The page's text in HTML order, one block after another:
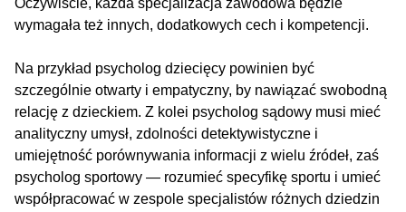
Oczywiście, każda specjalizacja zawodowa będzie
wymagała też innych, dodatkowych cech i kompetencji.
Na przykład psycholog dziecięcy powinien być
szczególnie otwarty i empatyczny, by nawiązać swobodną
relację z dzieckiem. Z kolei psycholog sądowy musi mieć
analityczny umysł, zdolności detektywistyczne i
umiejętność porównywania informacji z wielu źródeł, zaś
psycholog sportowy — rozumieć specyfikę sportu i umieć
współpracować w zespole specjalistów różnych dziedzin